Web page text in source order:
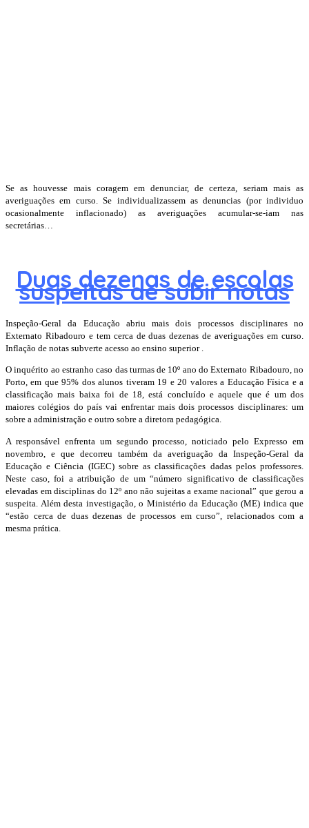
Se as houvesse mais coragem em denunciar, de certeza, seriam mais as
averiguações em curso. Se individualizassem as denuncias (por individuo
ocasionalmente inflacionado) as averiguações acumular-se-iam nas
secretárias…
Duas dezenas de escolas
suspeitas de subir notas
Inspeção-Geral da Educação abriu mais dois processos disciplinares no
Externato Ribadouro e tem cerca de duas dezenas de averiguações em curso.
Inflação de notas subverte acesso ao ensino superior .
O inquérito ao estranho caso das turmas de 10º ano do Externato Ribadouro, no
Porto, em que 95% dos alunos tiveram 19 e 20 valores a Educação Física e a
classificação mais baixa foi de 18, está concluído e aquele que é um dos
maiores colégios do país vai enfrentar mais dois processos disciplinares: um
sobre a administração e outro sobre a diretora pedagógica.
A responsável enfrenta um segundo processo, noticiado pelo Expresso em
novembro, e que decorreu também da averiguação da Inspeção-Geral da
Educação e Ciência (IGEC) sobre as classificações dadas pelos professores.
Neste caso, foi a atribuição de um “número significativo de classificações
elevadas em disciplinas do 12º ano não sujeitas a exame nacional” que gerou a
suspeita. Além desta investigação, o Ministério da Educação (ME) indica que
“estão cerca de duas dezenas de processos em curso”, relacionados com a
mesma prática.